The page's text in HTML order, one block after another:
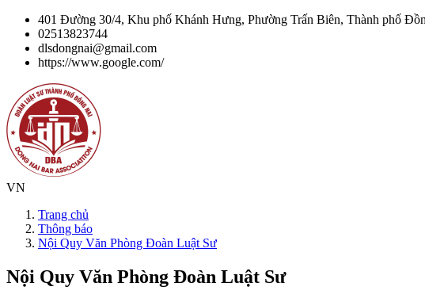
401 Đường 30/4, Khu phố Khánh Hưng, Phường Trấn Biên, Thành phố
02513823744
dlsdongnai@gmail.com
https://www.google.com/
VN
Trang chủ
Thông báo
Nội Quy Văn Phòng Đoàn Luật Sư
Nội Quy Văn Phòng Đoàn Luật Sư